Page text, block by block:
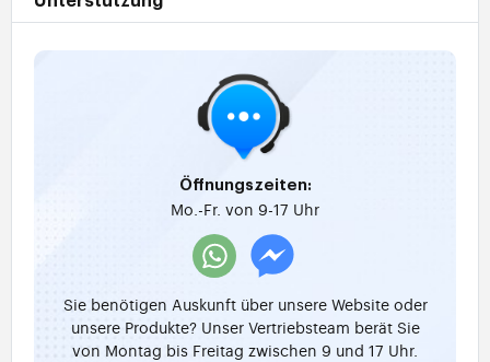
Öffnungszeiten:
Mo.-Fr. von 9-17 Uhr
Sie benötigen Auskunft über unsere Website oder
unsere Produkte? Unser Vertriebsteam berät Sie
von Montag bis Freitag zwischen 9 und 17 Uhr.